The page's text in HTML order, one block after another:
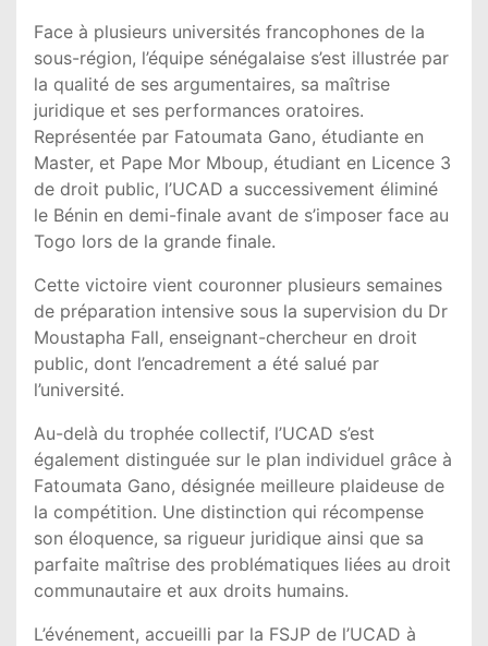
Face à plusieurs universités francophones de la
sous-région, l’équipe sénégalaise s’est illustrée par
la qualité de ses argumentaires, sa maîtrise
juridique et ses performances oratoires.
Représentée par Fatoumata Gano, étudiante en
Master, et Pape Mor Mboup, étudiant en Licence 3
de droit public, l’UCAD a successivement éliminé
le Bénin en demi-finale avant de s’imposer face au
Togo lors de la grande finale.
Cette victoire vient couronner plusieurs semaines
de préparation intensive sous la supervision du Dr
Moustapha Fall, enseignant-chercheur en droit
public, dont l’encadrement a été salué par
l’université.
Au-delà du trophée collectif, l’UCAD s’est
également distinguée sur le plan individuel grâce à
Fatoumata Gano, désignée meilleure plaideuse de
la compétition. Une distinction qui récompense
son éloquence, sa rigueur juridique ainsi que sa
parfaite maîtrise des problématiques liées au droit
communautaire et aux droits humains.
L’événement, accueilli par la FSJP de l’UCAD à